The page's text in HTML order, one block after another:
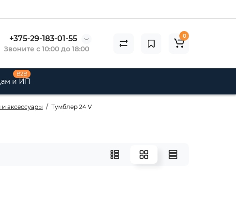
+375-29-183-01-55
Звоните с 10:00 до 18:00
0
B2B
и ИП
аксессуары Тумблер 24 V